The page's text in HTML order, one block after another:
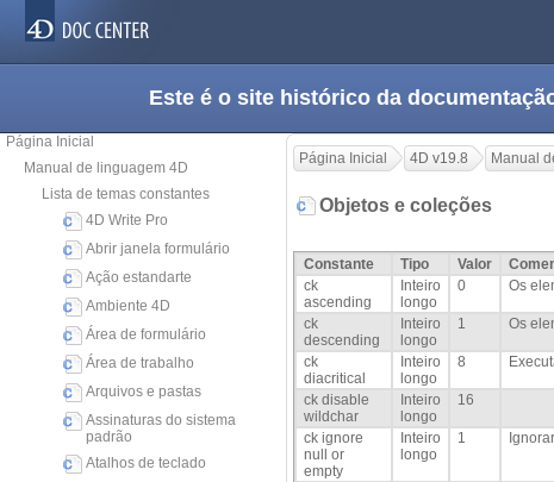
Este é o site histórico da
Página Inicial
Manual de linguagem 4D
Lista de temas constantes
4D Write Pro
Abrir janela formulário
Ação estandarte
Ambiente 4D
Área de formulário
Área de trabalho
Arquivos e pastas
Assinaturas do sistema
padrão
Atalhos de teclado
Página Inicial 4D v19.8 Manual
Objetos e coleções
Constante Tipo Valor
ck
ascending
Inteiro
longo
0 Os
ck
descending
Inteiro
longo
1 Os
ck
diacritical
Inteiro
longo
8
ck disable
wildchar
Inteiro
longo
16
ck ignore
null or
empty
Inteiro
longo
1